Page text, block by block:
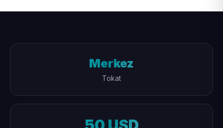
Merkez
Tokat